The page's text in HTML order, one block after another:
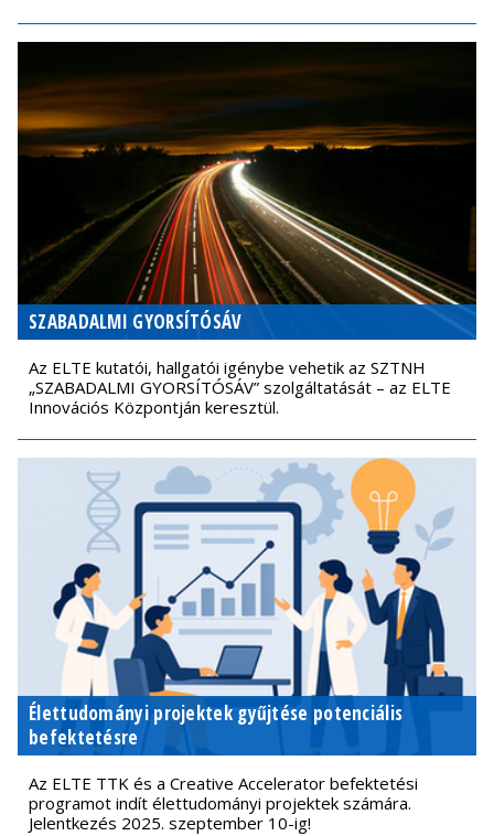
SZABADALMI GYORSÍTÓSÁV
Az ELTE kutatói, hallgatói igénybe vehetik az SZTNH
„SZABADALMI GYORSÍTÓSÁV” szolgáltatását – az ELTE
Innovációs Központján keresztül.
Élettudományi projektek gyűjtése potenciális
befektetésre
Az ELTE TTK és a Creative Accelerator befektetési
programot indít élettudományi projektek számára.
Jelentkezés 2025. szeptember 10-ig!